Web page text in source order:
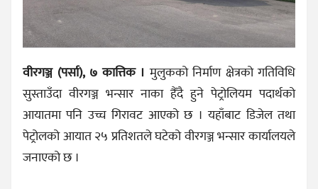
वीरगञ्ज (पर्सा), ७ कात्तिक । मुलुकको निर्माण क्षेत्रको गतिविधि
सुस्ताउँदा वीरगञ्ज भन्सार नाका हैँदै हुने पेट्रोलियम पदार्थको
आयातमा पनि उच्च गिरावट आएको छ । यहाँबाट डिजेल तथा
पेट्रोलको आयात २५ प्रतिशतले घटेको वीरगञ्ज भन्सार कार्यालयले
जनाएको छ ।